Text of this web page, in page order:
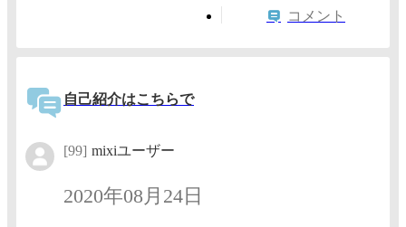
コメント
自己紹介はこちらで
[99] mixiユーザー
2020年08月24日